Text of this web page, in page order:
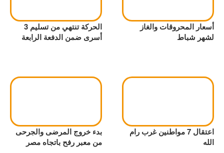
أسعار المحروقات والغاز
لشهر شباط
الحركة تنتهي من تسليم 3
أسرى ضمن الدفعة الرابعة
اعتقال 7 مواطنين غرب رام
الله
بدء خروج المرضى والجرحى
من معبر رفح باتجاه مصر